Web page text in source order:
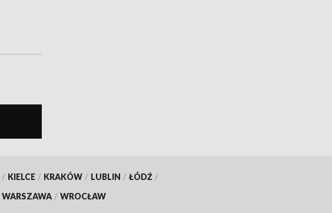
/ KIELCE / KRAKÓW / LUBLIN / ŁÓDŹ /
WARSZAWA / WROCŁAW